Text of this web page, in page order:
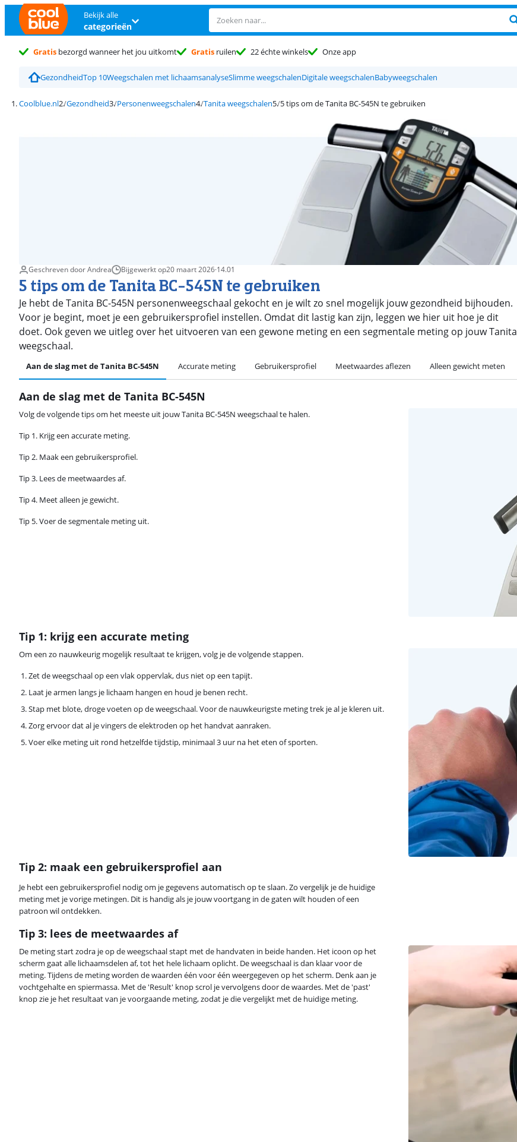
Bekijk alle
categorieën
Gratis bezorgd wanneer het jou uitkomt Gratis ruilen 22 échte winkels Onze app
GezondheidTop 10Weegschalen met lichaamsanalyseSlimme weegschalenDigitale weegschalenBabyweegschalen
Coolblue.nl Gezondheid Personenweegschalen Tanita weegschalen 5 tips om de Tanita BC-545N te gebruiken
Geschreven door Andrea Bijgewerkt op20 maart 2026·14.01
5 tips om de Tanita BC-545N te gebruiken
Je hebt de Tanita BC-545N personenweegschaal gekocht en je wilt zo snel mogelijk jouw gezondheid bijhouden.
Voor je begint, moet je een gebruikersprofiel instellen. Omdat dit lastig kan zijn, leggen we hier uit hoe je dit
doet. Ook geven we uitleg over het uitvoeren van een gewone meting en een segmentale meting op jouw Tanita
weegschaal.
Aan de slag met de Tanita BC-545N Accurate meting Gebruikersprofiel Meetwaardes aflezen Alleen gewicht meten
Aan de slag met de Tanita BC-545N
Volg de volgende tips om het meeste uit jouw Tanita BC-545N weegschaal te halen.
Tip 1. Krijg een accurate meting.
Tip 2. Maak een gebruikersprofiel.
Tip 3. Lees de meetwaardes af.
Tip 4. Meet alleen je gewicht.
Tip 5. Voer de segmentale meting uit.
Tip 1: krijg een accurate meting
Om een zo nauwkeurig mogelijk resultaat te krijgen, volg je de volgende stappen.
Zet de weegschaal op een vlak oppervlak, dus niet op een tapijt.
Laat je armen langs je lichaam hangen en houd je benen recht.
Stap met blote, droge voeten op de weegschaal. Voor de nauwkeurigste meting trek je al je kleren uit.
Zorg ervoor dat al je vingers de elektroden op het handvat aanraken.
Voer elke meting uit rond hetzelfde tijdstip, minimaal 3 uur na het eten of sporten.
Tip 2: maak een gebruikersprofiel aan
Je hebt een gebruikersprofiel nodig om je gegevens automatisch op te slaan. Zo vergelijk je de huidige
meting met je vorige metingen. Dit is handig als je jouw voortgang in de gaten wilt houden of een
patroon wil ontdekken.
Tip 3: lees de meetwaardes af
De meting start zodra je op de weegschaal stapt met de handvaten in beide handen. Het icoon op het
scherm gaat alle lichaamsdelen af, tot het hele lichaam oplicht. De weegschaal is dan klaar voor de
meting. Tijdens de meting worden de waarden één voor één weergegeven op het scherm. Denk aan je
vochtgehalte en spiermassa. Met de 'Result' knop scrol je vervolgens door de waardes. Met de 'past'
knop zie je het resultaat van je voorgaande meting, zodat je die vergelijkt met de huidige meting.